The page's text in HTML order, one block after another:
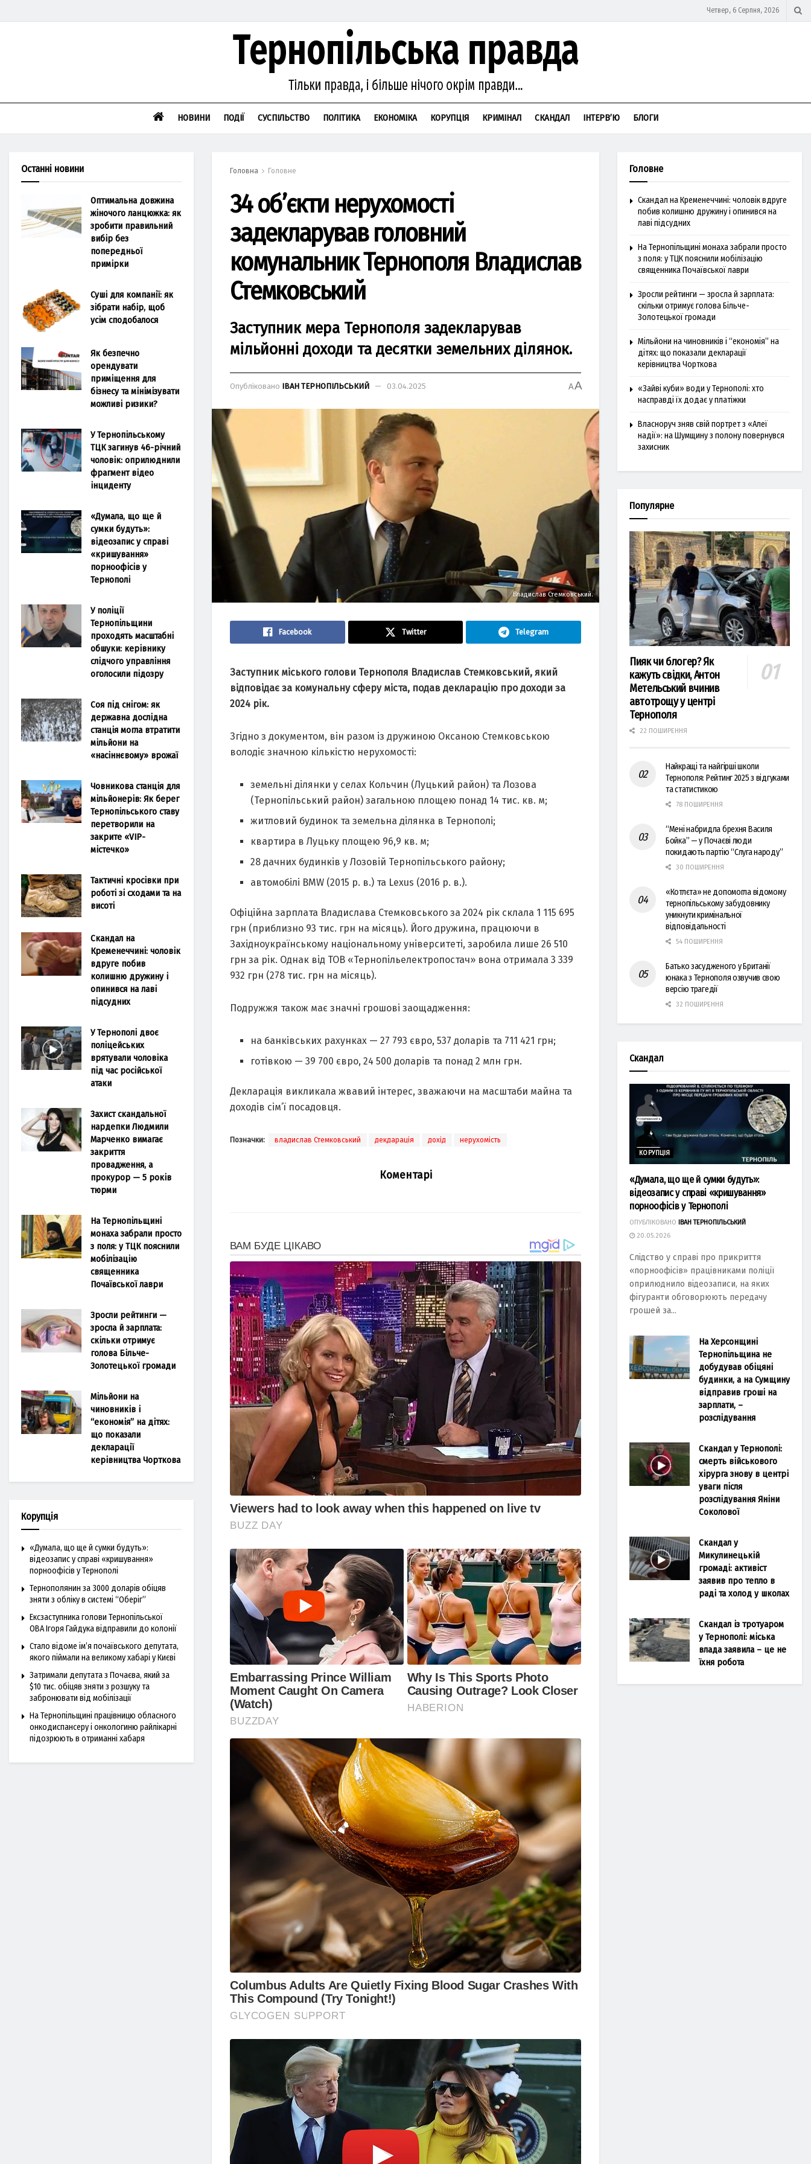
Четвер, 6 Серпня, 2026
НОВИНИ ПОДІЇ СУСПІЛЬСТВО ПОЛІТИКА ЕКОНОМІКА КОРУПЦІЯ КРИМІНАЛ СКАНДАЛ ІНТЕРВ’Ю БЛОГИ
Головна Головне
34 об’єкти нерухомості
задекларував головний
комунальник Тернополя Владислав
Стемковський
Заступник мера Тернополя задекларував
мільйонні доходи та десятки земельних ділянок.
Опубліковано ІВАН ТЕРНОПІЛЬСЬКИЙ 03.04.2025 AA
Владислав Стемковський.
Facebook Twitter Telegram
Заступник міського голови Тернополя Владислав Стемковський, який
відповідає за комунальну сферу міста, подав декларацію про доходи за
2024 рік.
Згідно з документом, він разом із дружиною Оксаною Стемковською
володіє значною кількістю нерухомості:
земельні ділянки у селах Кольчин (Луцький район) та Лозова
(Тернопільський район) загальною площею понад 14 тис. кв. м;
житловий будинок та земельна ділянка в Тернополі;
квартира в Луцьку площею 96,9 кв. м;
28 дачних будинків у Лозовій Тернопільського району;
автомобілі BMW (2015 р. в.) та Lexus (2016 р. в.).
Офіційна зарплата Владислава Стемковського за 2024 рік склала 1 115 695
грн (приблизно 93 тис. грн на місяць). Його дружина, працюючи в
Західноукраїнському національному університеті, заробила лише 26 510
грн за рік. Однак від ТОВ «Тернопільелектропостач» вона отримала 3 339
932 грн (278 тис. грн на місяць).
Подружжя також має значні грошові заощадження:
на банківських рахунках — 27 793 євро, 537 доларів та 711 421 грн;
готівкою — 39 700 євро, 24 500 доларів та понад 2 млн грн.
Декларація викликала жвавий інтерес, зважаючи на масштаби майна та
доходів сім’ї посадовця.
Позначки: владислав Стемковський декдарація дохід нерухомість
Коментарі
Останні новини
Оптимальна довжина
жіночого ланцюжка: як
зробити правильний
вибір без
попередньої
примірки
Суші для компанії: як
зібрати набір, щоб
усім сподобалося
Як безпечно
орендувати
приміщення для
бізнесу та мінімізувати
можливі ризики?
У Тернопільському
ТЦК загинув 46-річний
чоловік: оприлюднили
фрагмент відео
інциденту
«Думала, що ще й
сумки будуть»:
відеозапис у справі
«кришування»
порноофісів у
Тернополі
У поліції
Тернопільщини
проходять масштабні
обшуки: керівнику
слідчого управління
оголосили підозру
Соя під снігом: як
державна дослідна
станція могла втратити
мільйони на
«насіннєвому» врожаї
Човникова станція для
мільйонерів: Як берег
Тернопільського ставу
перетворили на
закрите «VIP-
містечко»
Тактичні кросівки при
роботі зі сходами та на
висоті
Скандал на
Кременеччині: чоловік
вдруге побив
колишню дружину і
опинився на лаві
підсудних
У Тернополі двоє
поліцейських
врятували чоловіка
під час російської
атаки
Захист скандальної
нардепки Людмили
Марченко вимагає
закриття
провадження, а
прокурор — 5 років
тюрми
На Тернопільщині
монаха забрали просто
з поля: у ТЦК пояснили
мобілізацію
священника
Почаївської лаври
Зросли рейтинги —
зросла й зарплата:
скільки отримує
голова Більче-
Золотецької громади
Мільйони на
чиновників і
“економія” на дітях:
що показали
декларації
керівництва Чорткова
Корупція
«Думала, що ще й сумки будуть»:
відеозапис у справі «кришування»
порноофісів у Тернополі
Тернополянин за 3000 доларів обіцяв
зняти з обліку в системі “Оберіг”
Ексзаступника голови Тернопільської
ОВА Ігоря Гайдука відправили до колонії
Стало відоме ім’я почаївського депутата,
якого піймали на великому хабарі у Києві
Затримали депутата з Почаєва, який за
$10 тис. обіцяв зняти з розшуку та
забронювати від мобілізації
На Тернопільщині працівницю обласного
онкодиспансеру і онкологиню райлікарні
підозрюють в отриманні хабаря
Головне
Скандал на Кременеччині: чоловік вдруге
побив колишню дружину і опинився на
лаві підсудних
На Тернопільщині монаха забрали просто
з поля: у ТЦК пояснили мобілізацію
священника Почаївської лаври
Зросли рейтинги — зросла й зарплата:
скільки отримує голова Більче-
Золотецької громади
Мільйони на чиновників і “економія” на
дітях: що показали декларації
керівництва Чорткова
«Зайві куби» води у Тернополі: хто
насправді їх додає у платіжки
Власноруч зняв свій портрет з «Алеї
надії»: на Шумщину з полону повернувся
захисник
Популярне
Пияк чи блогер? Як
кажуть свідки, Антон
Метельський вчинив
автотрощу у центрі
Тернополя
22 ПОШИРЕННЯ
Найкращі та найгірші школи
Тернополя: Рейтинг 2025 з відгуками
та статистикою
78 ПОШИРЕННЯ
“Мені набридла брехня Василя
Бойка” — у Почаєві люди
покидають партію “Слуга народу”
30 ПОШИРЕННЯ
«Котлєта» не допомогла відомому
тернопільському забудовнику
уникнути кримінальної
відповідальності
54 ПОШИРЕННЯ
Батько засудженого у Британії
юнака з Тернополя озвучив свою
версію трагедії
32 ПОШИРЕННЯ
Скандал
КОРУПЦІЯ
«Думала, що ще й сумки будуть»:
відеозапис у справі «кришування»
порноофісів у Тернополі
ОПУБЛІКОВАНО
ІВАН ТЕРНОПІЛЬСЬКИЙ
20.05.2026
Слідство у справі про прикриття
«порноофісів» працівниками поліції
оприлюднило відеозаписи, на яких
фігуранти обговорюють передачу
грошей за...
На Херсонщині
Тернопільщина не
добудував обіцяні
будинки, а на Сумщину
відправив гроші на
зарплати, –
розслідування
Скандал у Тернополі:
смерть військового
хірурга знову в центрі
уваги після
розслідування Яніни
Соколової
Скандал у
Микулинецькій
громаді: активіст
заявив про тепло в
раді та холод у школах
Скандал із тротуаром
у Тернополі: міська
влада заявила – це не
їхня робота